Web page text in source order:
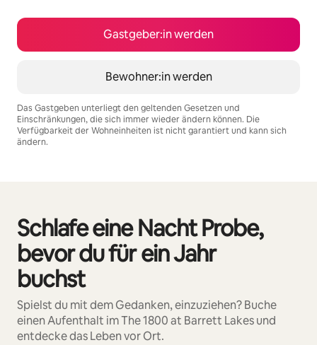
Gastgeber:in werden
Bewohner:in werden
Das Gastgeben unterliegt den geltenden Gesetzen und
Einschränkungen, die sich immer wieder ändern können. Die
Verfügbarkeit der Wohneinheiten ist nicht garantiert und kann sich
ändern.
Schlafe eine Nacht Probe,
bevor du für ein Jahr
buchst
Spielst du mit dem Gedanken, einzuziehen? Buche
einen Aufenthalt im The 1800 at Barrett Lakes und
entdecke das Leben vor Ort.
0 von 0 Artikeln